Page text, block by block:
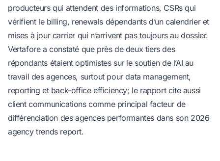
producteurs qui attendent des informations, CSRs qui
vérifient le billing, renewals dépendants d’un calendrier et
mises à jour carrier qui n’arrivent pas toujours au dossier.
Vertafore a constaté que près de deux tiers des
répondants étaient optimistes sur le soutien de l’AI au
travail des agences, surtout pour data management,
reporting et back-office efficiency; le rapport cite aussi
client communications comme principal facteur de
différenciation des agences performantes dans son 2026
agency trends report.